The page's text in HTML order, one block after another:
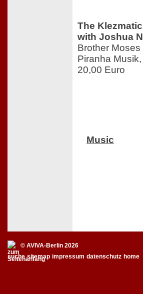
The
with Joshua
Brother
Piranha
20,00 Euro
Music
© AVIVA-Berlin 2026
suche sitemap impressum datenschutz home